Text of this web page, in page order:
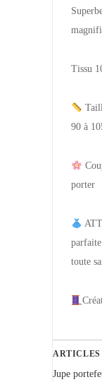
Tissu
90 à
porter
toute
Jupe